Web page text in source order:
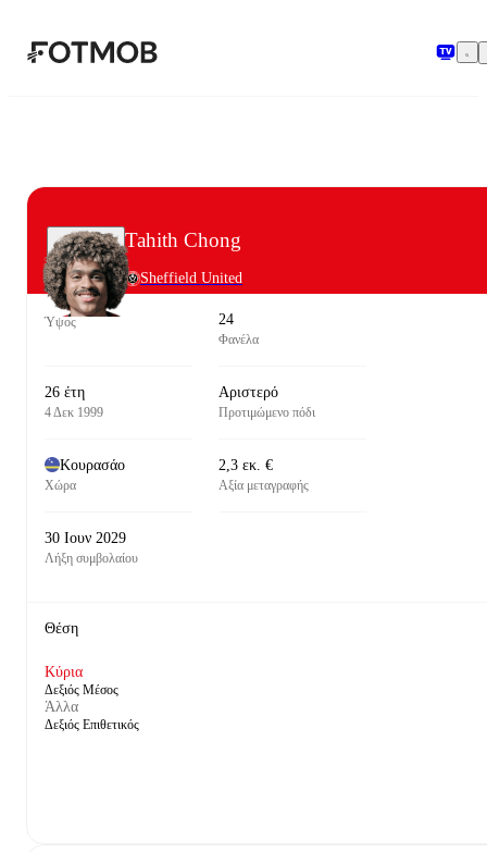
Tahith Chong
Sheffield United
Ύψος 24
Φανέλα
26 έτη
4 Δεκ 1999
Αριστερό
Προτιμώμενο πόδι
Κουρασάο
Χώρα
2,3 εκ. €
Αξία μεταγραφής
30 Ιουν 2029
Λήξη συμβολαίου
Θέση
Κύρια
Δεξιός Μέσος
Άλλα
Δεξιός Επιθετικός